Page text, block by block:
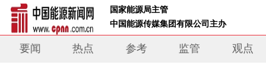
国家能源局主管
中国能源传媒集团有限公司主办
要闻 热点 参考 监管 观点